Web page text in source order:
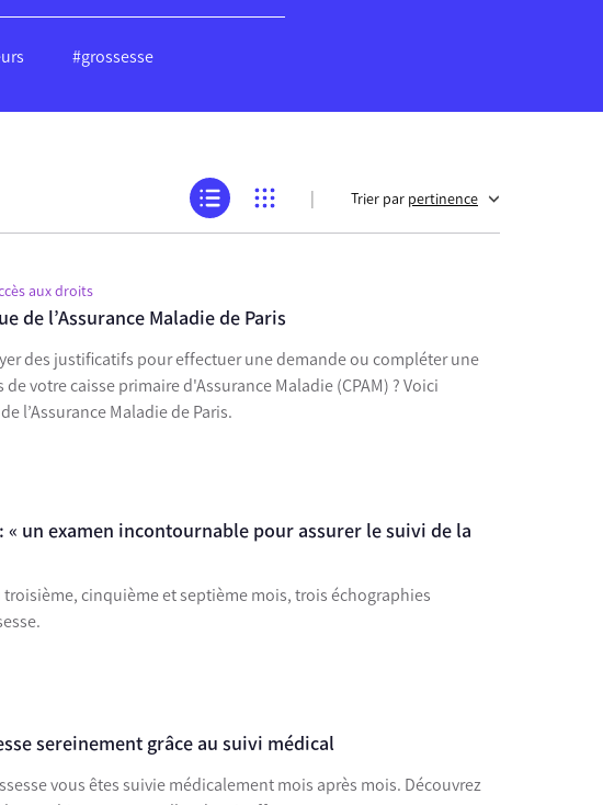
#grossesse
| Trier par pertinence
aux droits
de l’Assurance Maladie de Paris
des justificatifs pour effectuer une demande ou compléter une
votre caisse primaire d'Assurance Maladie (CPAM) ? Voici
l’Assurance Maladie de Paris.
« un examen incontournable pour assurer le suivi de la
troisième, cinquième et septième mois, trois échographies
sereinement grâce au suivi médical
vous êtes suivie médicalement mois après mois. Découvrez